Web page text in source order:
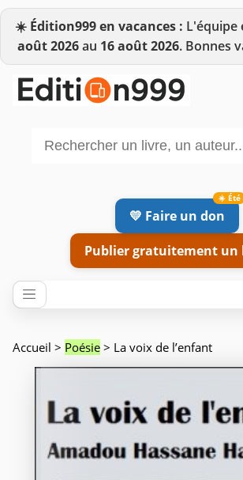
☀️ Édition999 en vacances : L'équipe
août 2026au 16 août 2026. Bonnes
💛 Faire un don
Publier gratuitement un
Accueil > Poésie > La voix de l’enfant